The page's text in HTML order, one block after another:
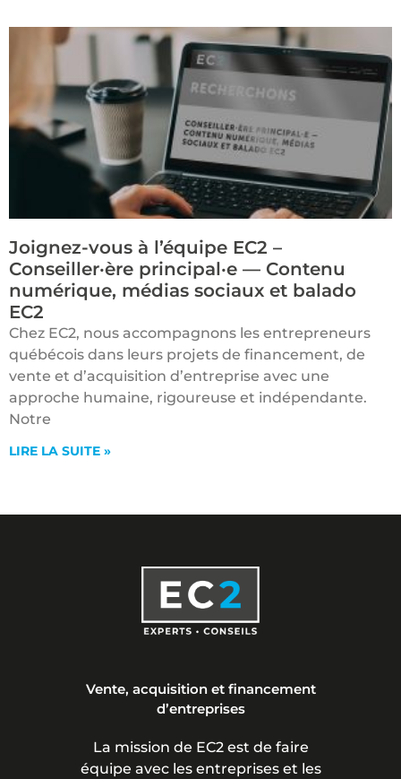
Joignez-vous à l’équipe EC2 –
Conseiller·ère principal·e — Contenu
numérique, médias sociaux et balado
EC2
Chez EC2, nous accompagnons les entrepreneurs
québécois dans leurs projets de financement, de
vente et d’acquisition d’entreprise avec une
approche humaine, rigoureuse et indépendante.
Notre
LIRE LA SUITE »
Vente, acquisition et financement
d’entreprises
La mission de EC2 est de faire
équipe avec les entreprises et les